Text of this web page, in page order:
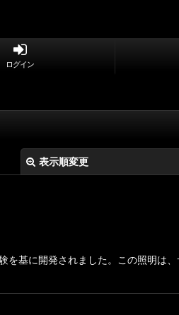
ログイン
表示順変更
基に開発されました。この照明は